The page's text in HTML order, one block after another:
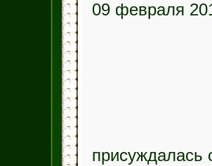
09 февраля
присуждалась